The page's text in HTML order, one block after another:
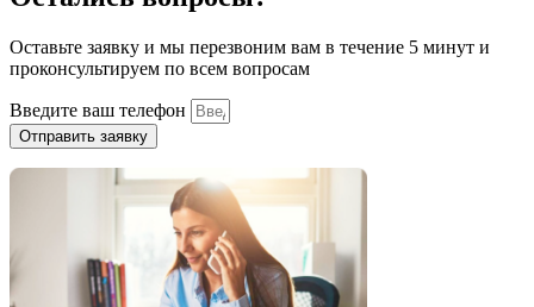
Оставьте заявку и мы перезвоним вам в течение 5 минут и
проконсультируем по всем вопросам
Введите ваш телефон
Отправить заявку